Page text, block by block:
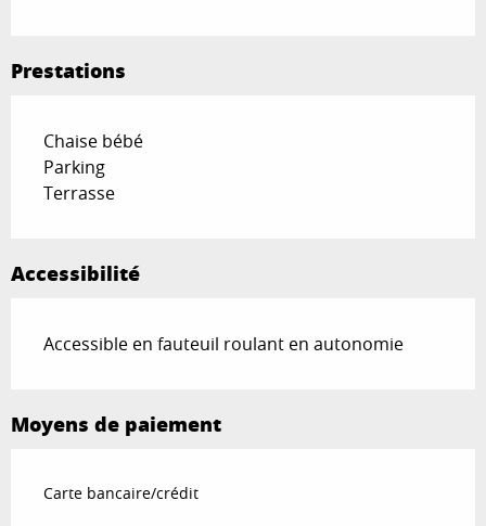
Prestations
Chaise bébé
Parking
Terrasse
Accessibilité
Accessible en fauteuil roulant en autonomie
Moyens de paiement
Carte bancaire/crédit